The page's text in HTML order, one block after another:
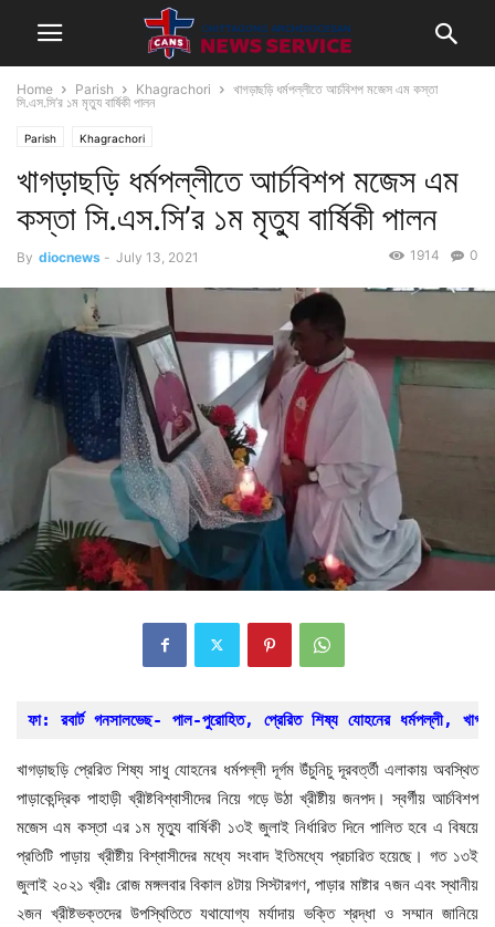
Home Parish Khagrachori
খাগড়াছড়ি ধর্মপল্লীতে আর্চবিশপ মজেস এম কস্তা
সি.এস.সি’র ১ম মৃত্যু বার্ষিকী পালন
Parish Khagrachori
খাগড়াছড়ি ধর্মপল্লীতে আর্চবিশপ মজেস এম
কস্তা সি.এস.সি’র ১ম মৃত্যু বার্ষিকী পালন
By diocnews - July 13, 2021 0
1914
ফা: রবার্ট গনসালভেছ- পাল-পুরোহিত, প্রেরিত শিষ্য যোহনের ধর্মপল্লী,
খাগড়াছড়ি প্রেরিত শিষ্য সাধু যোহনের ধর্মপল্লী দূর্গম উঁচুনিচু দূরবর্ত্তী এলাকায় অবস্থিত
পাড়াকেন্দ্রিক পাহাড়ী খ্রীষ্টবিশ্বাসীদের নিয়ে গড়ে উঠা খ্রীষ্টীয় জনপদ। স্বর্গীয় আর্চবিশপ
মজেস এম কস্তা এর ১ম মৃত্যু বার্ষিকী ১৩ই জুলাই নির্ধারিত দিনে পালিত হবে এ বিষয়ে
প্রতিটি পাড়ায় খ্রীষ্টীয় বিশ্বাসীদের মধ্যে সংবাদ ইতিমধ্যে প্রচারিত হয়েছে। গত ১৩ই
জুলাই ২০২১ খ্রীঃ রোজ মঙ্গলবার বিকাল ৪টায় সিস্টারগণ, পাড়ার মাষ্টার ৭জন এবং স্থানীয়
২জন খ্রীষ্টভক্তদের উপস্থিতিতে যথাযোগ্য মর্যাদায় ভক্তি শ্রদ্ধা ও সম্মান জানিয়ে